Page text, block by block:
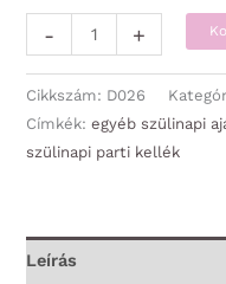
-
Díjszalag
-
Boldog
Szülinapot!
kék
Szülinapi
+
Cikkszám: D026
Címkék:egyéb szülinapi
szülinapi parti kellék
Leírás